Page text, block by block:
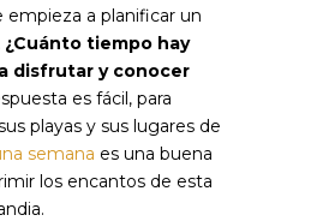
empieza a planificar un
¿Cuánto tiempo hay
disfrutar y conocer
es fácil, para
playas y sus lugares de
semana es una buena
los encantos de esta